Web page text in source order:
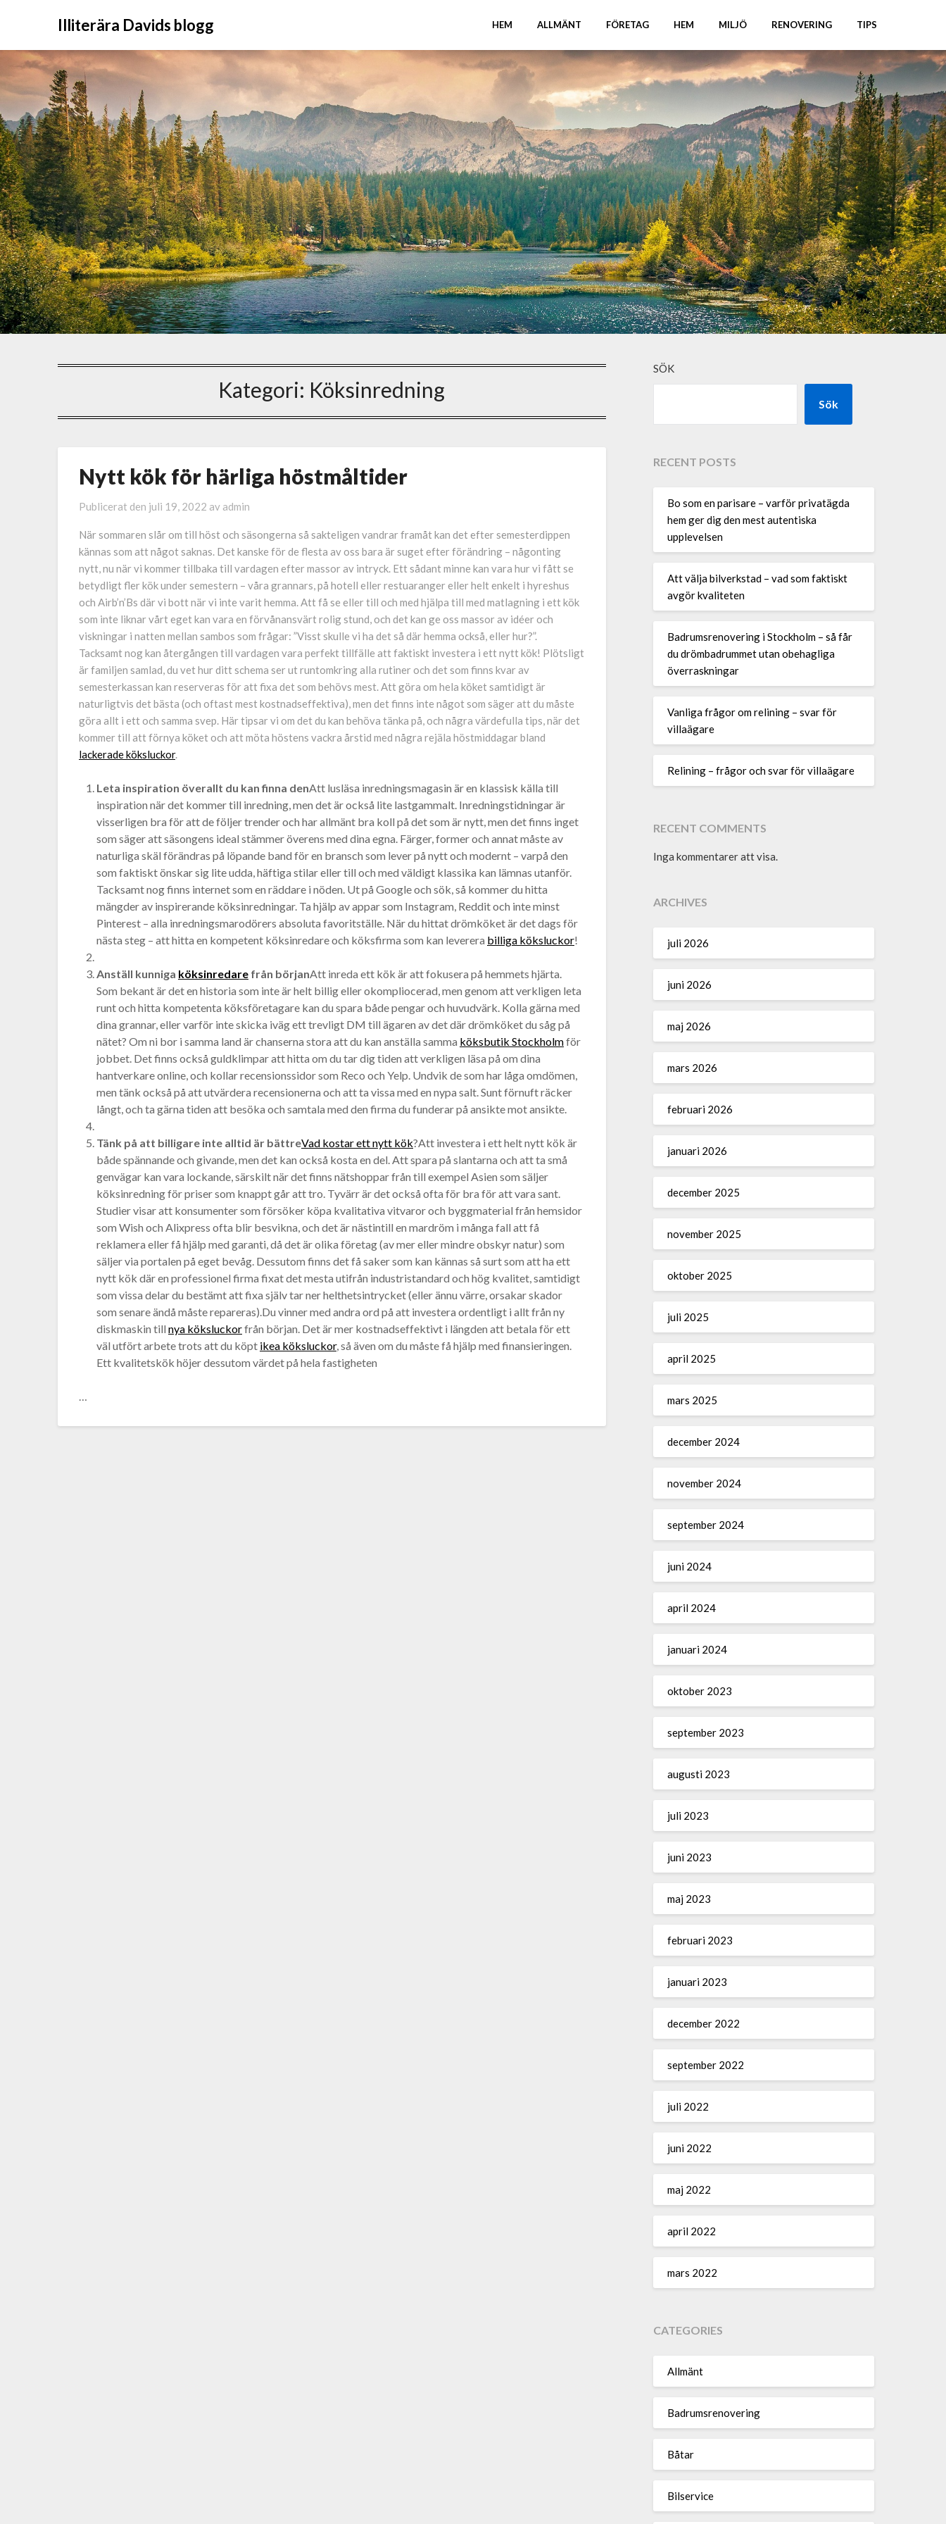
Illiterära Davids blogg HEM ALLMÄNT FÖRETAG HEM MILJÖ RENOVERING TIPS
Kategori: Köksinredning
Nytt kök för härliga höstmåltider
Publicerat den juli 19, 2022 av admin
När sommaren slår om till höst och säsongerna så sakteligen vandrar framåt kan det efter semesterdippen
kännas som att något saknas. Det kanske för de flesta av oss bara är suget efter förändring – någonting
nytt, nu när vi kommer tillbaka till vardagen efter massor av intryck. Ett sådant minne kan vara hur vi fått se
betydligt fler kök under semestern – våra grannars, på hotell eller restuaranger eller helt enkelt i hyreshus
och Airb’n’Bs där vi bott när vi inte varit hemma. Att få se eller till och med hjälpa till med matlagning i ett kök
som inte liknar vårt eget kan vara en förvånansvärt rolig stund, och det kan ge oss massor av idéer och
viskningar i natten mellan sambos som frågar: ”Visst skulle vi ha det så där hemma också, eller hur?”.
Tacksamt nog kan återgången till vardagen vara perfekt tillfälle att faktiskt investera i ett nytt kök! Plötsligt
är familjen samlad, du vet hur ditt schema ser ut runtomkring alla rutiner och det som finns kvar av
semesterkassan kan reserveras för att fixa det som behövs mest. Att göra om hela köket samtidigt är
naturligtvis det bästa (och oftast mest kostnadseffektiva), men det finns inte något som säger att du måste
göra allt i ett och samma svep. Här tipsar vi om det du kan behöva tänka på, och några värdefulla tips, när det
kommer till att förnya köket och att möta höstens vackra årstid med några rejäla höstmiddagar bland
lackerade köksluckor.
Leta inspiration överallt du kan finna denAtt lusläsa inredningsmagasin är en klassisk källa till
inspiration när det kommer till inredning, men det är också lite lastgammalt. Inredningstidningar är
visserligen bra för att de följer trender och har allmänt bra koll på det som är nytt, men det finns inget
som säger att säsongens ideal stämmer överens med dina egna. Färger, former och annat måste av
naturliga skäl förändras på löpande band för en bransch som lever på nytt och modernt – varpå den
som faktiskt önskar sig lite udda, häftiga stilar eller till och med väldigt klassika kan lämnas utanför.
Tacksamt nog finns internet som en räddare i nöden. Ut på Google och sök, så kommer du hitta
mängder av inspirerande köksinredningar. Ta hjälp av appar som Instagram, Reddit och inte minst
Pinterest – alla inredningsmarodörers absoluta favoritställe. När du hittat drömköket är det dags för
nästa steg – att hitta en kompetent köksinredare och köksfirma som kan leverera billiga köksluckor!
Anställ kunniga köksinredare från börjanAtt inreda ett kök är att fokusera på hemmets hjärta.
Som bekant är det en historia som inte är helt billig eller okompliocerad, men genom att verkligen leta
runt och hitta kompetenta köksföretagare kan du spara både pengar och huvudvärk. Kolla gärna med
dina grannar, eller varför inte skicka iväg ett trevligt DM till ägaren av det där drömköket du såg på
nätet? Om ni bor i samma land är chanserna stora att du kan anställa samma köksbutik Stockholmför
jobbet. Det finns också guldklimpar att hitta om du tar dig tiden att verkligen läsa på om dina
hantverkare online, och kollar recensionssidor som Reco och Yelp. Undvik de som har låga omdömen,
men tänk också på att utvärdera recensionerna och att ta vissa med en nypa salt. Sunt förnuft räcker
långt, och ta gärna tiden att besöka och samtala med den firma du funderar på ansikte mot ansikte.
Tänk på att billigare inte alltid är bättreVad kostar ett nytt kök?Att investera i ett helt nytt kök är
både spännande och givande, men det kan också kosta en del. Att spara på slantarna och att ta små
genvägar kan vara lockande, särskilt när det finns nätshoppar från till exempel Asien som säljer
köksinredning för priser som knappt går att tro. Tyvärr är det också ofta för bra för att vara sant.
Studier visar att konsumenter som försöker köpa kvalitativa vitvaror och byggmaterial från hemsidor
som Wish och Alixpress ofta blir besvikna, och det är nästintill en mardröm i många fall att få
reklamera eller få hjälp med garanti, då det är olika företag (av mer eller mindre obskyr natur) som
säljer via portalen på eget bevåg. Dessutom finns det få saker som kan kännas så surt som att ha ett
nytt kök där en professionel firma fixat det mesta utifrån industristandard och hög kvalitet, samtidigt
som vissa delar du bestämt att fixa själv tar ner helthetsintrycket (eller ännu värre, orsakar skador
som senare ändå måste repareras).Du vinner med andra ord på att investera ordentligt i allt från ny
diskmaskin till nya köksluckorfrån början. Det är mer kostnadseffektivt i längden att betala för ett
väl utfört arbete trots att du köpt ikea köksluckor, så även om du måste få hjälp med finansieringen.
Ett kvalitetskök höjer dessutom värdet på hela fastigheten
…
SÖK
Sök
RECENT POSTS
Bo som en parisare – varför privatägda
hem ger dig den mest autentiska
upplevelsen
Att välja bilverkstad – vad som faktiskt
avgör kvaliteten
Badrumsrenovering i Stockholm – så får
du drömbadrummet utan obehagliga
överraskningar
Vanliga frågor om relining – svar för
villaägare
Relining – frågor och svar för villaägare
RECENT COMMENTS
Inga kommentarer att visa.
ARCHIVES
juli 2026
juni 2026
maj 2026
mars 2026
februari 2026
januari 2026
december 2025
november 2025
oktober 2025
juli 2025
april 2025
mars 2025
december 2024
november 2024
september 2024
juni 2024
april 2024
januari 2024
oktober 2023
september 2023
augusti 2023
juli 2023
juni 2023
maj 2023
februari 2023
januari 2023
december 2022
september 2022
juli 2022
juni 2022
maj 2022
april 2022
mars 2022
CATEGORIES
Allmänt
Badrumsrenovering
Båtar
Bilservice